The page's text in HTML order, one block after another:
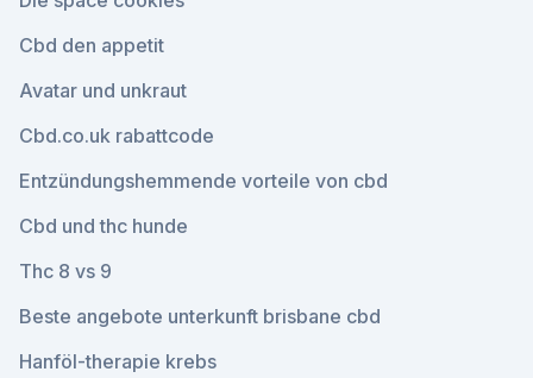
Cbd den appetit
Avatar und unkraut
Cbd.co.uk rabattcode
Entzündungshemmende vorteile von cbd
Cbd und thc hunde
Thc 8 vs 9
Beste angebote unterkunft brisbane cbd
Hanföl-therapie krebs